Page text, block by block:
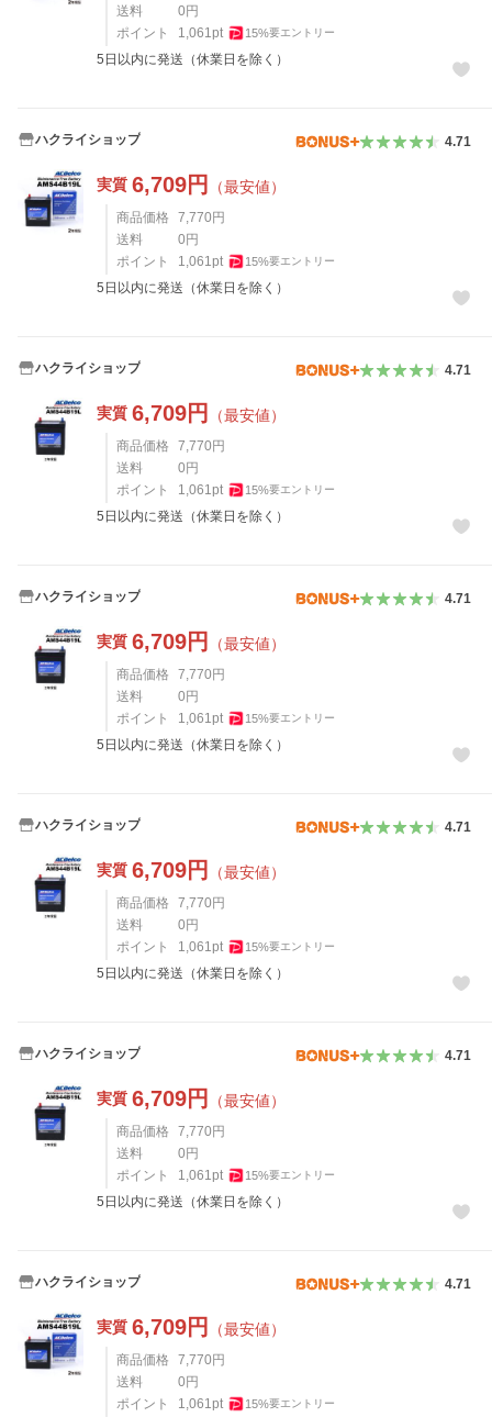
送料
0 円
ポイント
1,061pt 15%要エントリー
5日以内に発送（休業日を除く）
ハクライショップ 4.71
実質 6,709円 （最安値）
商品価格 7,770 円
送料
0 円
ポイント
1,061pt 15%要エントリー
5日以内に発送（休業日を除く）
ハクライショップ 4.71
実質 6,709円 （最安値）
商品価格 7,770 円
送料
0 円
ポイント
1,061pt 15%要エントリー
5日以内に発送（休業日を除く）
ハクライショップ 4.71
実質 6,709円 （最安値）
商品価格 7,770 円
送料
0 円
ポイント
1,061pt 15%要エントリー
5日以内に発送（休業日を除く）
ハクライショップ 4.71
実質 6,709円 （最安値）
商品価格 7,770 円
送料
0 円
ポイント
1,061pt 15%要エントリー
5日以内に発送（休業日を除く）
ハクライショップ 4.71
実質 6,709円 （最安値）
商品価格 7,770 円
送料
0 円
ポイント
1,061pt 15%要エントリー
5日以内に発送（休業日を除く）
ハクライショップ 4.71
実質 6,709円 （最安値）
商品価格 7,770 円
送料
0 円
ポイント
1,061pt 15%要エントリー